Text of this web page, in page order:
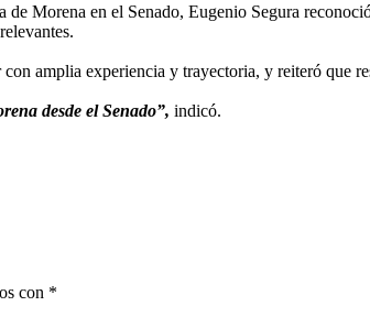
Morena en el Senado, Eugenio Segura
amplia experiencia y trayectoria, y reiteró que
desde el Senado”, indicó.
con *